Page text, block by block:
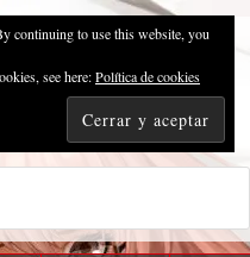
but what I do best isn't very
continuing to use this website, you
see here:Política de cookies